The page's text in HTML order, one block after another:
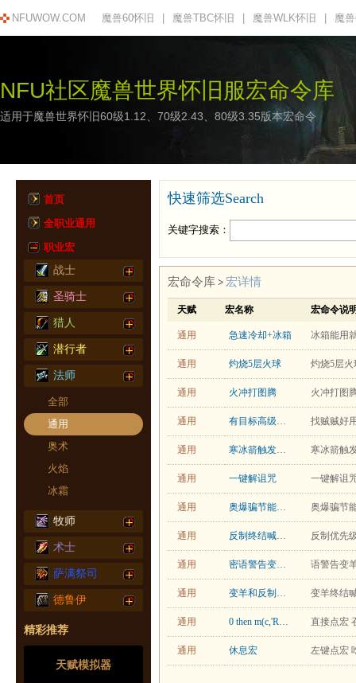
NFUWOW.COM 魔兽60怀旧 魔兽TBC怀旧 魔兽WLK怀旧 魔
NFU社区魔兽世界怀旧服宏命令库
适用于魔兽世界怀旧60级1.12、70级2.43、80级3.35版本宏命令
首页
全职业通用
职业宏
战士
圣骑士
猎人
潜行者
法师
全部
通用
奥术
火焰
冰霜
牧师
术士
萨满祭司
德鲁伊
精彩推荐
天赋模拟器
快速筛选Search
关键字搜索：
宏命令库 > 宏详情
天赋 宏名称 宏命令说
通用 急速冷却+冰箱
通用 灼烧5层火球 灼烧5层火
通用 火冲打图腾 火冲打图
通用 有目标高级奥爆无目标1级奥爆 找贼贼好
通用 寒冰箭触发节能施法释放火球 寒冰箭触
通用 一键解诅咒 一键解诅
通用 奥爆骗节能施法 奥爆骗节
通用 反制终结喊话宏
通用 密语警告变羊宏
通用 变羊和反制的终结喊话宏
通用 0 then m(c,'RAID')else m(c,'PARTY')end' data-desc="直接点宏 召唤餐桌 且自动通告队伍或团队,不在队伍或团队中则点击无效果 CTRL或SHIFT点宏 做大面包 ALT点宏 做大水 (BTW:宏中绿色部分可以改为你自己想叫人拉桌子说的话,但只能最多有60个字符,汉字数字字母标点均算一个字符)">厨房宏
通用 休息宏